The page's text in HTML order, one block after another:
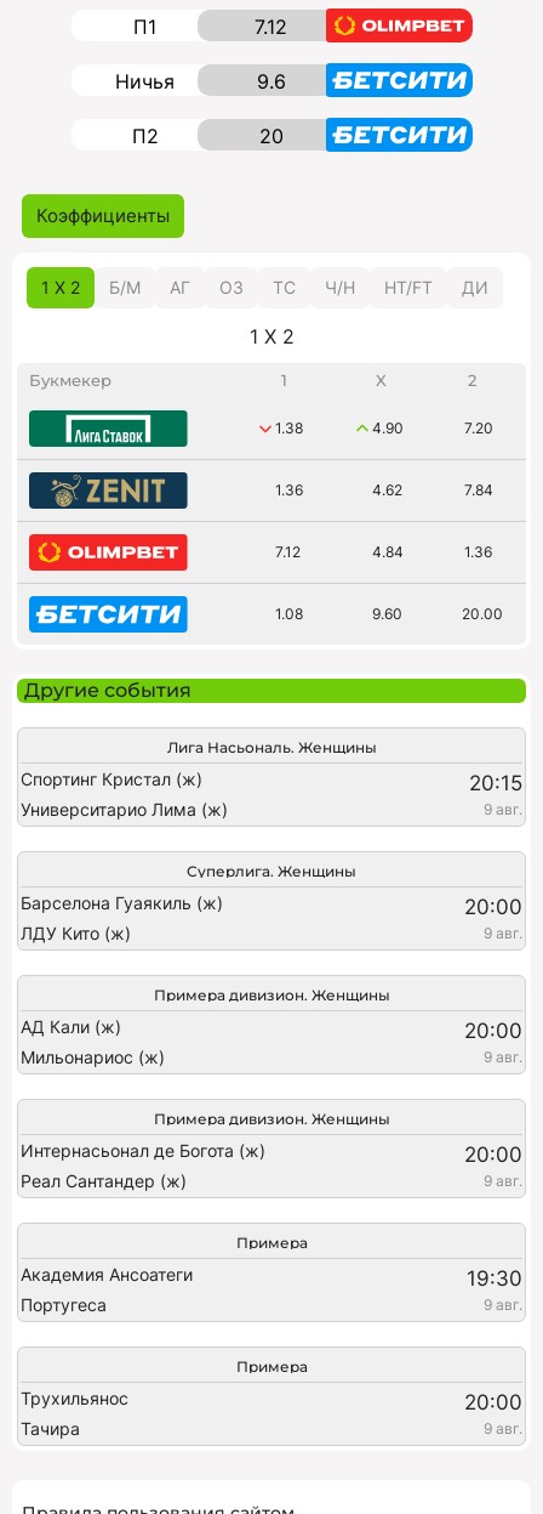
П1 7.12
Ничья 9.6
П2 20
Коэффициенты
1 X 2 Б/M АГ ОЗ ТС Ч/Н HT/FT ДИ
1 X 2
Букмекер 1 X 2
1.38 4.90 7.20
1.36 4.62 7.84
7.12 4.84 1.36
1.08 9.60 20.00
Другие события
Лига Насьональ. Женщины
Спортинг Кристал (ж) 20:15
Университарио Лима (ж) 9 авг.
Суперлига. Женщины
Барселона Гуаякиль (ж) 20:00
ЛДУ Кито (ж) 9 авг.
Примера дивизион. Женщины
АД Кали (ж) 20:00
Мильонариос (ж) 9 авг.
Примера дивизион. Женщины
Интернасьонал де Богота (ж) 20:00
Реал Сантандер (ж) 9 авг.
Примера
Академия Ансоатеги 19:30
Португеса 9 авг.
Примера
Трухильянос 20:00
Тачира 9 авг.